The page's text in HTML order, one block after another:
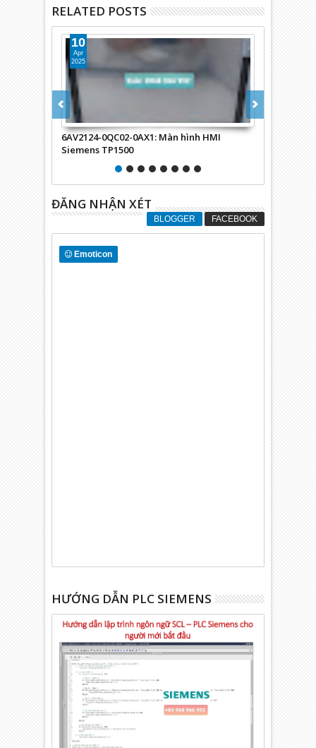
RELATED POSTS
6AV2124-0QC02-0AX1: Màn hình HMI
Siemens TP1500
10
Apr
2025
ĐĂNG NHẬN XÉT
BLOGGER FACEBOOK
Emoticon
HƯỚNG DẪN PLC SIEMENS